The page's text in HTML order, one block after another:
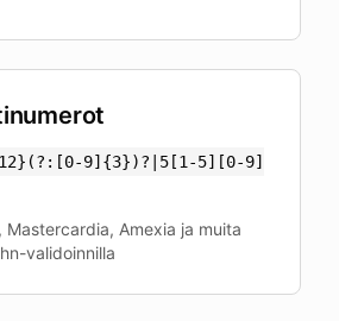
12} (?:[0-9] {3})?|5[1-5][0-9]
Mastercardia, Amexia ja muita
validoinnilla